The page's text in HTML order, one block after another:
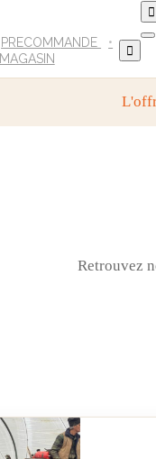
PRECOMMANDE
MAGASIN


Retrouvez